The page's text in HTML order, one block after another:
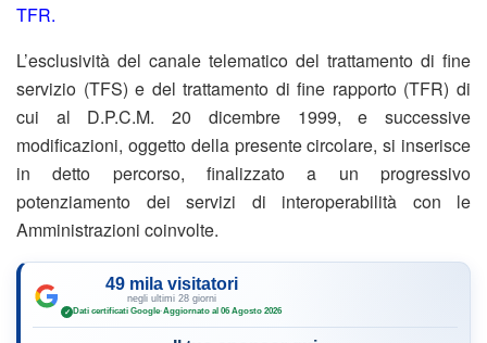
TFR.
L’esclusività del canale telematico del trattamento di fine
servizio (TFS) e del trattamento di fine rapporto (TFR) di
cui al D.P.C.M. 20 dicembre 1999, e successive
modificazioni, oggetto della presente circolare, si inserisce
in detto percorso, finalizzato a un progressivo
potenziamento dei servizi di interoperabilità con le
Amministrazioni coinvolte.
49 mila visitatori
negli ultimi 28 giorni
✓ Dati certificati Google·Aggiornato al 06 Agosto 2026